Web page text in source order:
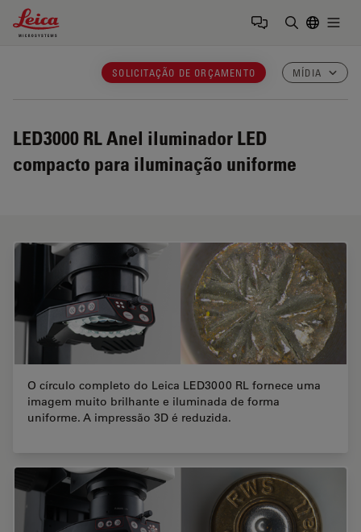
Leica Microsystems Logo
SOLICITAÇÃO DE ORÇAMENTO MÍDIA
LED3000 RLAnel iluminador LED
compacto para iluminação uniforme
O círculo completo do Leica LED3000 RL fornece uma
imagem muito brilhante e iluminada de forma
uniforme. A impressão 3D é reduzida.